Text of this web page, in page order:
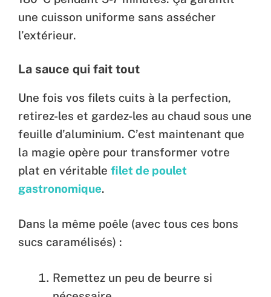
une cuisson uniforme sans assécher
l’extérieur.
La sauce qui fait tout
Une fois vos filets cuits à la perfection,
retirez-les et gardez-les au chaud sous une
feuille d’aluminium. C’est maintenant que
la magie opère pour transformer votre
plat en véritable filet de poulet
gastronomique.
Dans la même poêle (avec tous ces bons
sucs caramélisés) :
Remettez un peu de beurre si